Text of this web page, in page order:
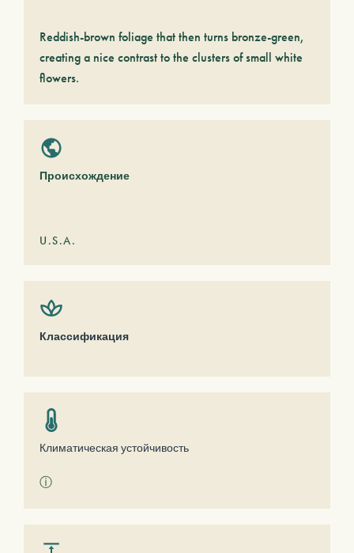
Reddish-brown foliage that then turns bronze-green,
creating a nice contrast to the clusters of small white
flowers.
Происхождение
U.S.A.
Классификация
Климатическая устойчивость
ⓘ